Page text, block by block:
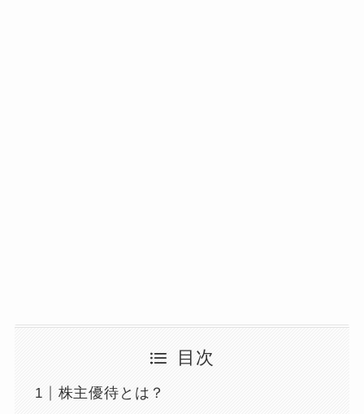
目次
株主優待とは？